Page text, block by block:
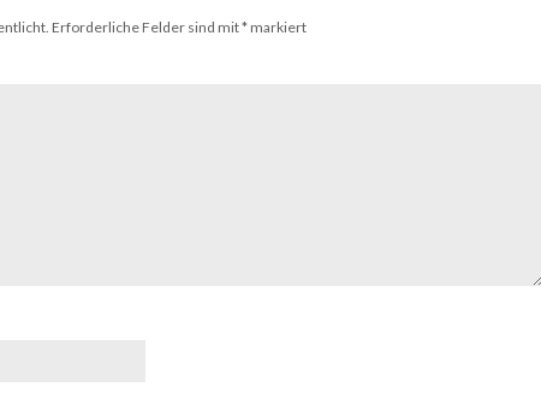
Erforderliche Felder sind mit*markiert